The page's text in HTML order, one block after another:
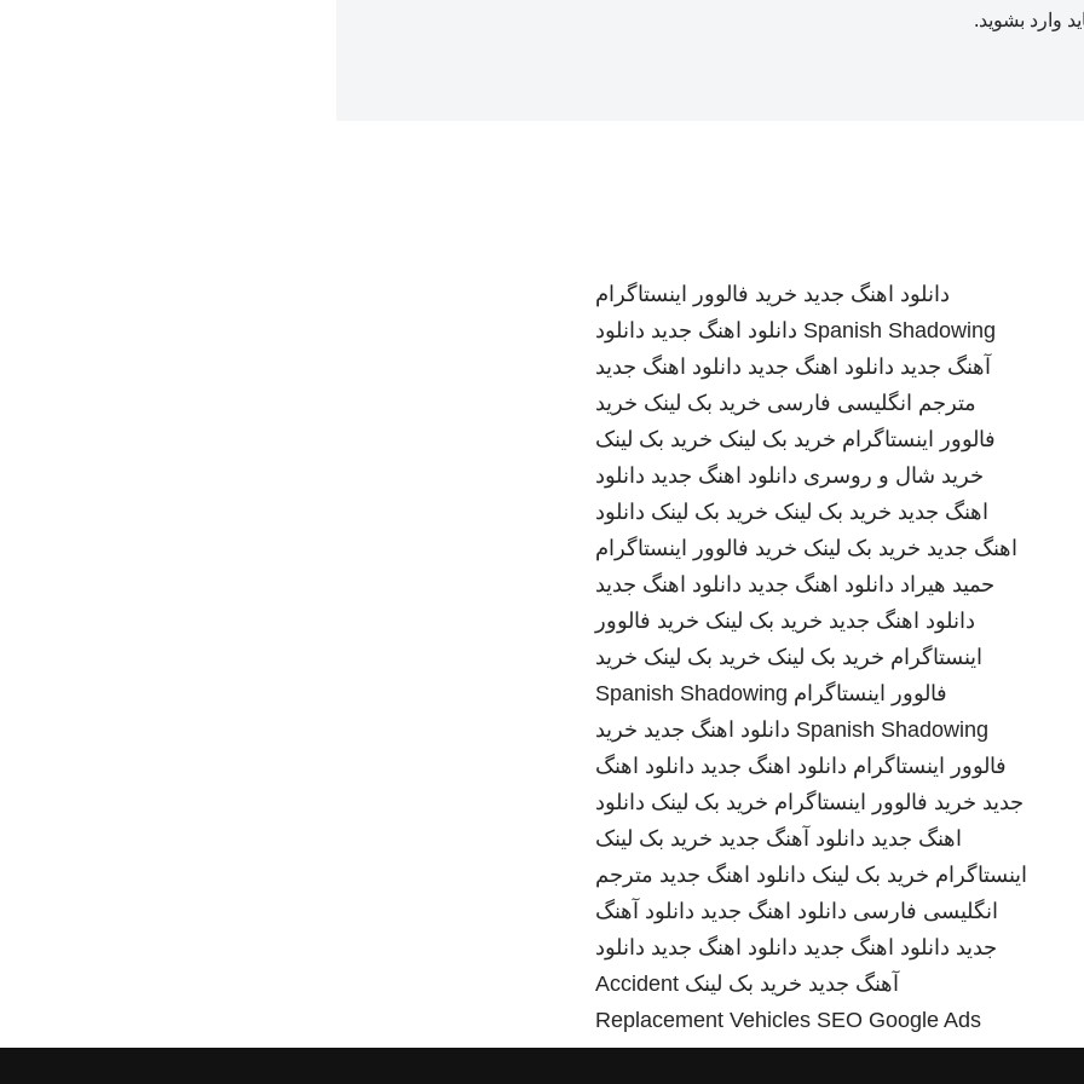
وارد بشوید.
دانلود اهنگ جدید خرید فالوور اینستاگرام
Spanish Shadowing دانلود اهنگ جدید دانلود
آهنگ جدید دانلود اهنگ جدید دانلود اهنگ جدید
مترجم انگلیسی فارسی خرید بک لینک خرید
فالوور اینستاگرام خرید بک لینک خرید بک لینک
خرید شال و روسری دانلود اهنگ جدید دانلود
اهنگ جدید خرید بک لینک خرید بک لینک دانلود
اهنگ جدید خرید بک لینک خرید فالوور اینستاگرام
حمید هیراد دانلود اهنگ جدید دانلود اهنگ جدید
دانلود اهنگ جدید خرید بک لینک خرید فالوور
اینستاگرام خرید بک لینک خرید بک لینک خرید
فالوور اینستاگرام Spanish Shadowing
Spanish Shadowing دانلود اهنگ جدید خرید
فالوور اینستاگرام دانلود اهنگ جدید دانلود اهنگ
جدید خرید فالوور اینستاگرام خرید بک لینک دانلود
اهنگ جدید دانلود آهنگ جدید خرید بک لینک
اینستاگرام خرید بک لینک دانلود اهنگ جدید مترجم
انگلیسی فارسی دانلود اهنگ جدید دانلود آهنگ
جدید دانلود اهنگ جدید دانلود اهنگ جدید دانلود
آهنگ جدید خرید بک لینک Accident
Replacement Vehicles SEO Google Ads